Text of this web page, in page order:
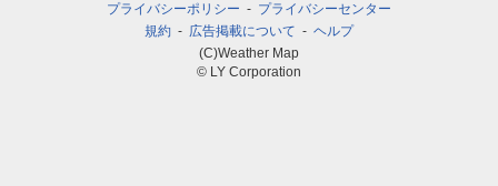
プライバシーポリシー
プライバシーセンター
規約
広告掲載について
ヘルプ
(C)Weather Map
© LY Corporation